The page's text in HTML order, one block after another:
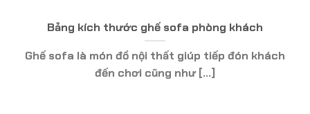
Bảng kích thước ghế sofa phòng khách
Ghế sofa là món đồ nội thất giúp tiếp đón khách
đến chơi cũng như [...]